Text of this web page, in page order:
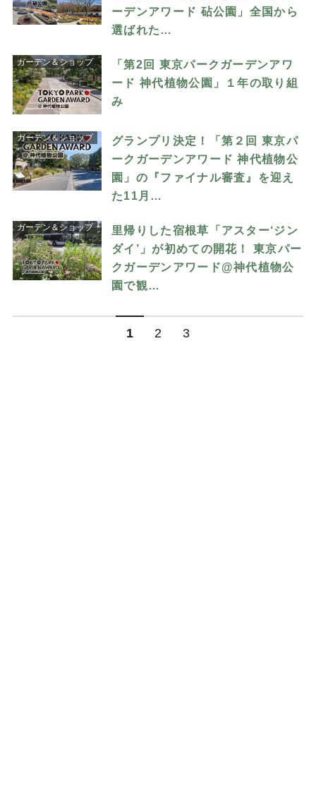
ーデンアワード 砧公園」全国から
選ばれた…
ガーデン＆ショップ
「第2回 東京パークガーデンアワ
ード 神代植物公園」１年の取り組
み
ガーデン＆ショップ
グランプリ決定！「第２回 東京パ
ークガーデンアワード 神代植物公
園」の『ファイナル審査』を迎え
た11月…
ガーデン＆ショップ
里帰りした宿根草「アスター‘ジン
ダイ’」が初めての開花！ 東京パー
クガーデンアワード@神代植物公
園で観…
1 2 3